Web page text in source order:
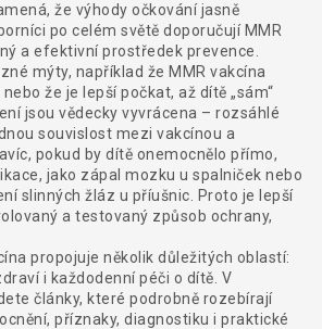
že výhody očkování jasně
po celém světě doporučují MMR
a efektivní prostředek prevence.
mýty, například že MMR vakcína
že je lepší počkat, až dítě „sám“
jsou vědecky vyvrácena – rozsáhlé
souvislost mezi vakcínou a
pokud by dítě onemocnělo přímo,
jako zápal mozku u spalniček nebo
slinných žláz u příušnic. Proto je lepší
a testovaný způsob ochrany,
propojuje několik důležitých oblastí:
i každodenní péči o dítě. V
články, které podrobně rozebírají
příznaky, diagnostiku i praktické